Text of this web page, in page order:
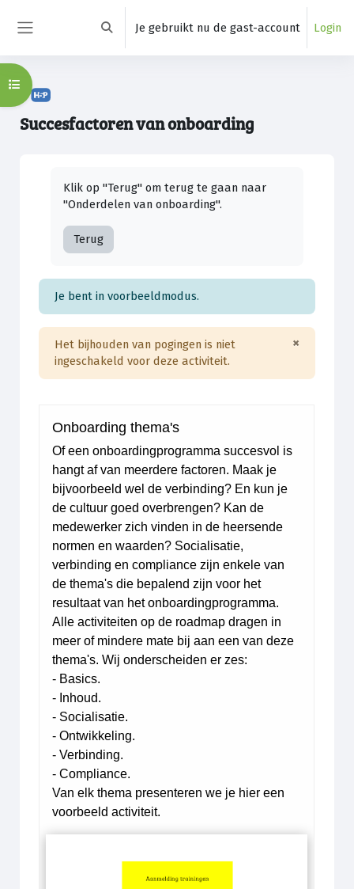
Schakel zoek invoer
Je gebruikt nu de gast-account Login
Succesfactoren van onboarding
Open cursusindex
Klik op "Terug" om terug te gaan naar
"Onderdelen van onboarding".
Terug
Je bent in voorbeeldmodus.
Het bijhouden van pogingen is niet
ingeschakeld voor deze activiteit.
×